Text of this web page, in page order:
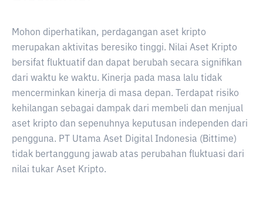
Mohon diperhatikan, perdagangan aset kripto
merupakan aktivitas beresiko tinggi. Nilai Aset Kripto
bersifat fluktuatif dan dapat berubah secara signifikan
dari waktu ke waktu. Kinerja pada masa lalu tidak
mencerminkan kinerja di masa depan. Terdapat risiko
kehilangan sebagai dampak dari membeli dan menjual
aset kripto dan sepenuhnya keputusan independen dari
pengguna. PT Utama Aset Digital Indonesia (Bittime)
tidak bertanggung jawab atas perubahan fluktuasi dari
nilai tukar Aset Kripto.